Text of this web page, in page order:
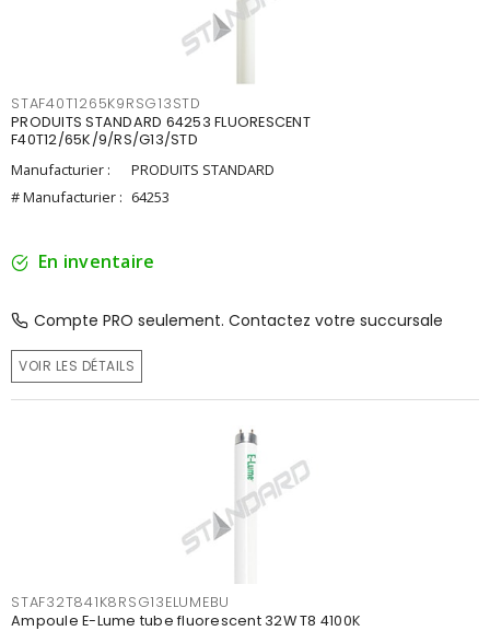
STAF40T1265K9RSG13STD
PRODUITS STANDARD 64253 FLUORESCENT
F40T12/65K/9/RS/G13/STD
Manufacturier :
PRODUITS STANDARD
# Manufacturier : 64253
En inventaire
Compte PRO seulement. Contactez votre succursale
VOIR LES DÉTAILS
STAF32T841K8RSG13ELUMEBU
Ampoule E-Lume tube fluorescent 32W T8 4100K